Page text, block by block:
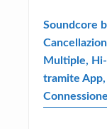
Soundcore
Multiple,
tramite